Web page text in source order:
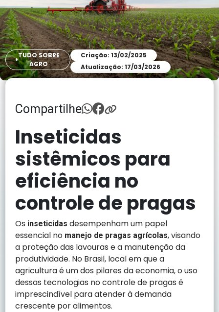
TUDO SOBRE
AGRO
Criação: 13/02/2025
Atualização: 17/03/2026
Compartilhe
Inseticidas
sistêmicos para
eficiência no
controle de pragas
Os inseticidas desempenham um papel
essencial no manejo de pragas agrícolas, visando
a proteção das lavouras e a manutenção da
produtividade. No Brasil, local em que a
agricultura é um dos pilares da economia, o uso
dessas tecnologias no controle de pragas é
imprescindível para atender à demanda
crescente por alimentos.